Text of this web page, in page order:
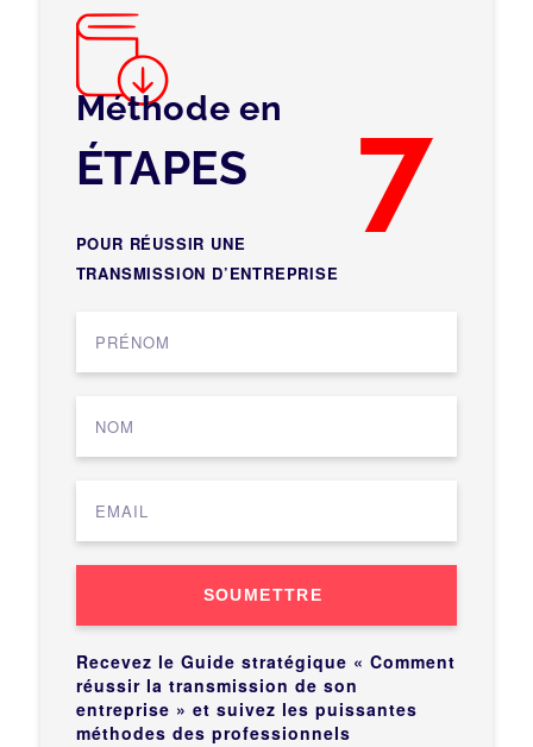
Méthode en 7
ÉTAPES
POUR RÉUSSIR UNE
TRANSMISSION D’ENTREPRISE
SOUMETTRE
Recevez le Guide stratégique « Comment
réussir la transmission de son
entreprise » et suivez les puissantes
méthodes des professionnels